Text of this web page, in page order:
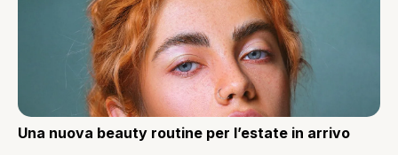
Una nuova beauty routine per l’estate in arrivo